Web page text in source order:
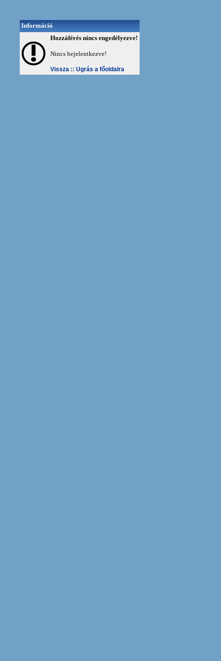
Információ
Hozzáférés nincs engedélyezve!
Nincs bejelentkezve!
Vissza :: Ugrás a főoldalra